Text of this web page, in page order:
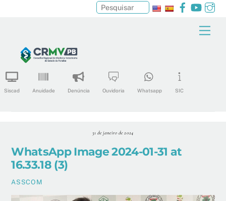
content
Facebook
Siscad Anuidade Denúncia Ouvidoria Whatsapp SIC
Pesquisar
31 de janeiro de 2024
WhatsApp Image 2024-01-31 at
16.33.18 (3)
ASSCOM